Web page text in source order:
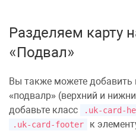
Разделяем карту
«Подвал»
Вы также можете добавить
«подвалр» (верхний и
добавьте класс
.uk-card-
.uk-card-footer к